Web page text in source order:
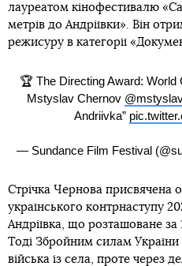
лауреатом кінофестивалю
метрів до Андріївки». Він
режисуру в категорії
🏆 The Directing Award:
Mstyslav Chernov
Andriivka”
— Sundance Film Festival
Стрічка Чернова присвячена
українського контрнаступу
Андріївка, що розташоване за
Тоді Збройним силам України
війська із села, проте через